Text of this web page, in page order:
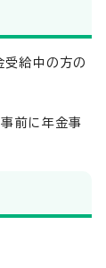
受給中の方の
事前に年金事